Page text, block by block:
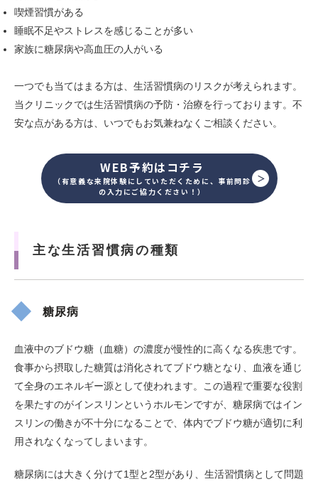
喫煙習慣がある
睡眠不足やストレスを感じることが多い
家族に糖尿病や高血圧の人がいる
一つでも当てはまる方は、生活習慣病のリスクが考えられます。
当クリニックでは生活習慣病の予防・治療を行っております。不
安な点がある方は、いつでもお気兼ねなくご相談ください。
WEB予約はコチラ
（有意義な来院体験にしていただくために、事前問診
の入力にご協力ください！）
主な生活習慣病の種類
糖尿病
血液中のブドウ糖（血糖）の濃度が慢性的に高くなる疾患です。
食事から摂取した糖質は消化されてブドウ糖となり、血液を通じ
て全身のエネルギー源として使われます。この過程で重要な役割
を果たすのがインスリンというホルモンですが、糖尿病ではイン
スリンの働きが不十分になることで、体内でブドウ糖が適切に利
用されなくなってしまいます。
糖尿病には大きく分けて1型と2型があり、生活習慣病として問題